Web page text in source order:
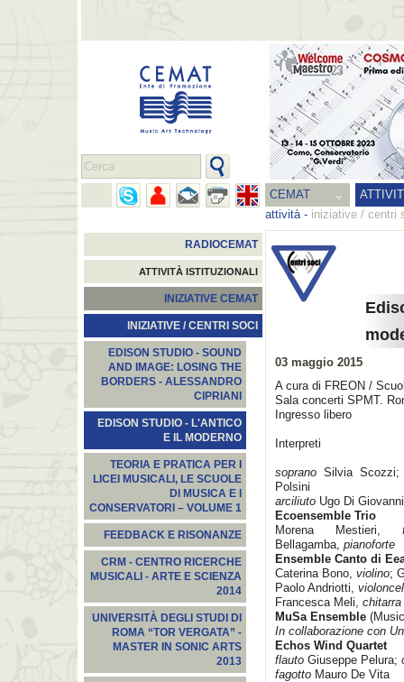
CEMAT
attività- iniziative / centri
RADIOCEMAT
ATTIVITÀ ISTITUZIONALI
INIZIATIVE CEMAT
INIZIATIVE / CENTRI SOCI
EDISON STUDIO - SOUND
AND IMAGE: LOSING THE
BORDERS - ALESSANDRO
CIPRIANI
EDISON STUDIO - L'ANTICO
E IL MODERNO
TEORIA E PRATICA PER I
LICEI MUSICALI, LE SCUOLE
DI MUSICA E I
CONSERVATORI – VOLUME 1
FEEDBACK E RISONANZE
CRM - CENTRO RICERCHE
MUSICALI - ARTE E SCIENZA
2014
UNIVERSITÀ DEGLI STUDI DI
ROMA “TOR VERGATA” -
MASTER IN SONIC ARTS
2013
03 maggio 2015
A cura di FREON /
Sala concerti SPMT.
Ingresso libero
Interpreti
soprano Silvia
Polsini
arciliuto Ugo Di
Ecoensemble Trio
Morena Mestieri,
Bellagamba, pianoforte
Ensemble Canto di
Caterina Bono, violino;
Paolo Andriotti,
Francesca Meli, chitarra
MuSa Ensemble
In collaborazione con
Echos Wind Quartet
flauto Giuseppe Pelura;
fagotto Mauro De Vita